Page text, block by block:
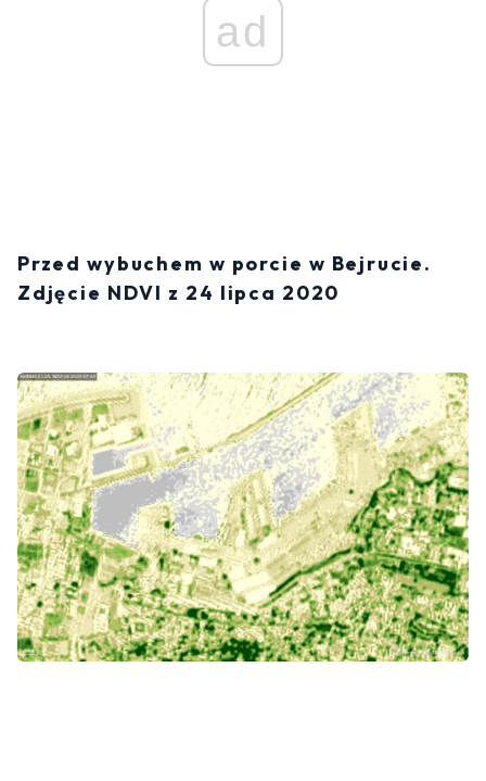
ad
Przed wybuchem w porcie w Bejrucie.
Zdjęcie NDVI z 24 lipca 2020